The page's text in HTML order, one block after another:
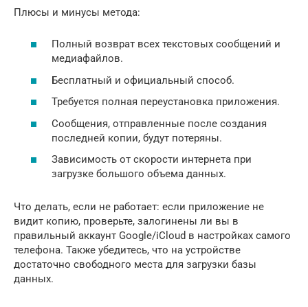
Плюсы и минусы метода:
Полный возврат всех текстовых сообщений и
медиафайлов.
Бесплатный и официальный способ.
Требуется полная переустановка приложения.
Сообщения, отправленные после создания
последней копии, будут потеряны.
Зависимость от скорости интернета при
загрузке большого объема данных.
Что делать, если не работает: если приложение не
видит копию, проверьте, залогинены ли вы в
правильный аккаунт Google/iCloud в настройках самого
телефона. Также убедитесь, что на устройстве
достаточно свободного места для загрузки базы
данных.